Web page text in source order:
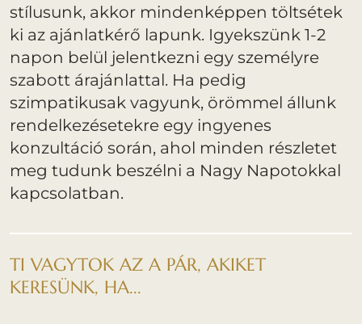
stílusunk, akkor mindenképpen töltsétek
ki az ajánlatkérő lapunk. Igyekszünk 1-2
napon belül jelentkezni egy személyre
szabott árajánlattal. Ha pedig
szimpatikusak vagyunk, örömmel állunk
rendelkezésetekre egy ingyenes
konzultáció során, ahol minden részletet
meg tudunk beszélni a Nagy Napotokkal
kapcsolatban.
TI VAGYTOK AZ A PÁR, AKIKET
KERESÜNK, HA...